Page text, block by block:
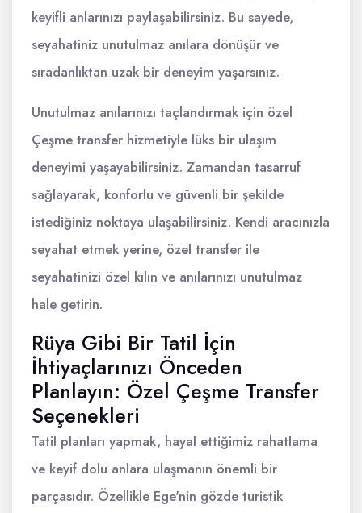
keyifli anlarınızı paylaşabilirsiniz. Bu sayede,
seyahatiniz unutulmaz anılara dönüşür ve
sıradanlıktan uzak bir deneyim yaşarsınız.
Unutulmaz anılarınızı taçlandırmak için özel
Çeşme transfer hizmetiyle lüks bir ulaşım
deneyimi yaşayabilirsiniz. Zamandan tasarruf
sağlayarak, konforlu ve güvenli bir şekilde
istediğiniz noktaya ulaşabilirsiniz. Kendi aracınızla
seyahat etmek yerine, özel transfer ile
seyahatinizi özel kılın ve anılarınızı unutulmaz
hale getirin.
Rüya Gibi Bir Tatil İçin
İhtiyaçlarınızı Önceden
Planlayın: Özel Çeşme Transfer
Seçenekleri
Tatil planları yapmak, hayal ettiğimiz rahatlama
ve keyif dolu anlara ulaşmanın önemli bir
parçasıdır. Özellikle Ege'nin gözde turistik